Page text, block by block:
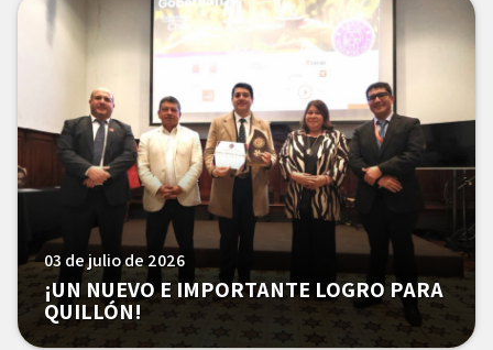
03 de julio de 2026
¡UN NUEVO E IMPORTANTE LOGRO PARA
QUILLÓN!